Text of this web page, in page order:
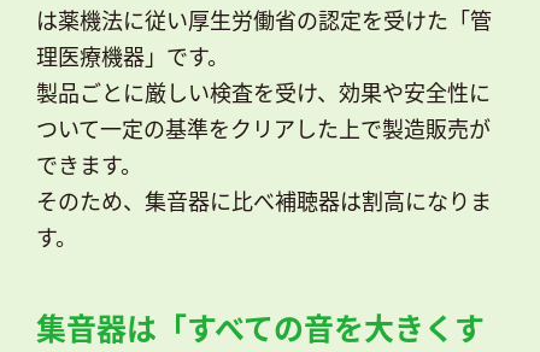
は薬機法に従い厚生労働省の認定を受けた「管
理医療機器」です。
製品ごとに厳しい検査を受け、効果や安全性に
ついて一定の基準をクリアした上で製造販売が
できます。
そのため、集音器に比べ補聴器は割高になりま
す。
集音器は「すべての音を大きくす